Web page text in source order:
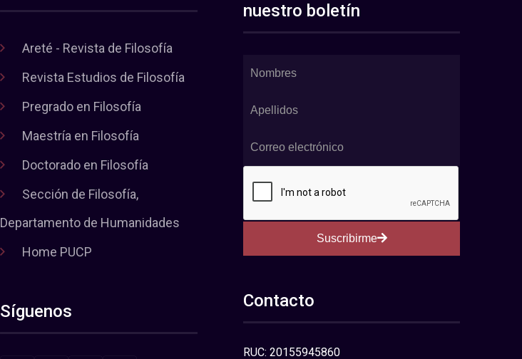
Areté - Revista de Filosofía
Revista Estudios de Filosofía
Pregrado en Filosofía
Maestría en Filosofía
Doctorado en Filosofía
Sección de Filosofía,
Departamento de Humanidades
Home PUCP
Síguenos
nuestro boletín
Suscribirme
Contacto
RUC: 20155945860